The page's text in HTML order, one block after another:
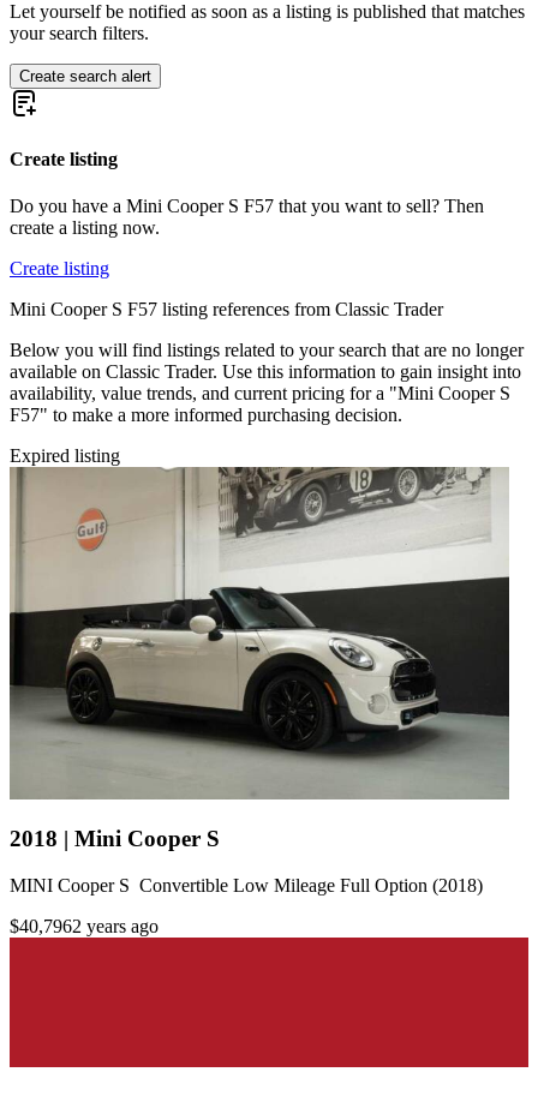
Let yourself be notified as soon as a listing is published that matches
your search filters.
Create search alert
Create listing
Do you have a Mini Cooper S F57 that you want to sell? Then
create a listing now.
Create listing
Mini Cooper S F57 listing references from Classic Trader
Below you will find listings related to your search that are no longer
available on Classic Trader. Use this information to gain insight into
availability, value trends, and current pricing for a "Mini Cooper S
F57" to make a more informed purchasing decision.
Expired listing
2018 | Mini Cooper S
MINI Cooper S Convertible Low Mileage Full Option (2018)
$40,7962 years ago